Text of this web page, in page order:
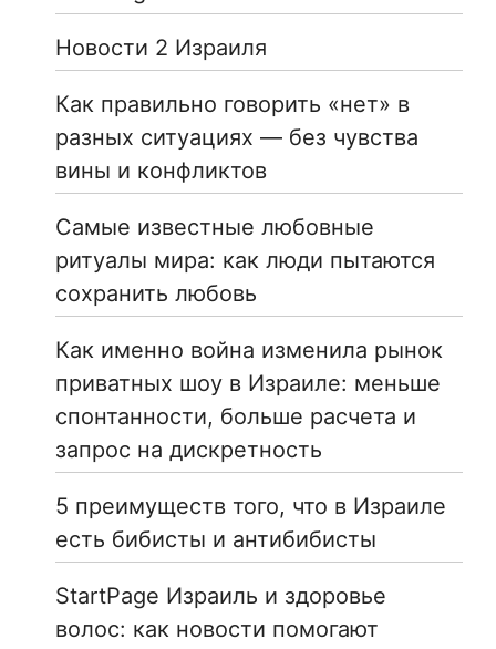
Новости 2 Израиля
Как правильно говорить «нет» в
разных ситуациях — без чувства
вины и конфликтов
Самые известные любовные
ритуалы мира: как люди пытаются
сохранить любовь
Как именно война изменила рынок
приватных шоу в Израиле: меньше
спонтанности, больше расчета и
запрос на дискретность
5 преимуществ того, что в Израиле
есть бибисты и антибибисты
StartPage Израиль и здоровье
волос: как новости помогают